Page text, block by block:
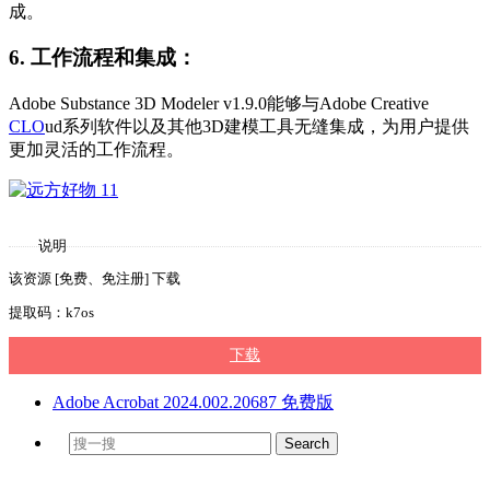
成。
6. 工作流程和集成：
Adobe Substance 3D Modeler v1.9.0能够与Adobe Creative
CLOud系列软件以及其他3D建模工具无缝集成，为用户提供
更加灵活的工作流程。
说明
该资源 [免费、免注册] 下载
提取码：k7os
下载
Adobe Acrobat 2024.002.20687 免费版